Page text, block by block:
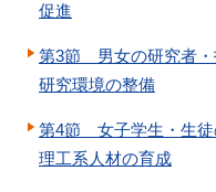
促進
第3節 男女の研究者・
研究環境の整備
第4節 女子学生・生徒
理工系人材の育成